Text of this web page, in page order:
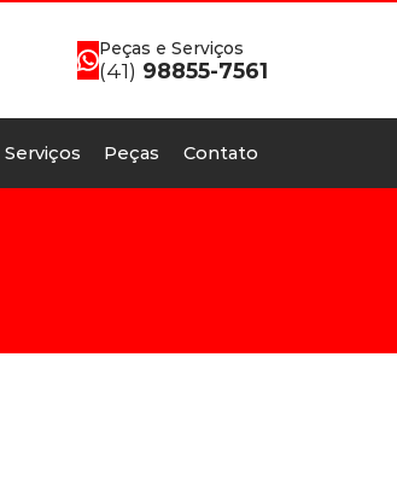
Peças e Serviços
(41) 98855-7561
Serviços Peças Contato